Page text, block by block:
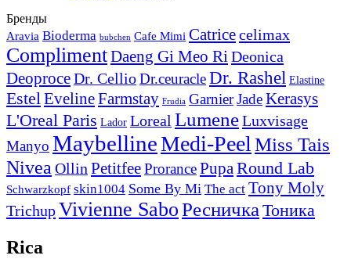
Бренды
Aravia Bioderma bubchen Cafe Mimi Catricecelimax
ComplimentDaeng Gi Meo RiDeonica
DeoproceDr. CellioDr.ceuracleDr. Rashel Elastine
EstelEvelineFarmstay Frudia GarnierJadeKerasys
L'Oreal Paris Lador Loreal LumeneLuxvisage
Manyo MaybellineMedi-PeelMiss Tais
Nivea Ollin PetitfeeProrancePupaRound Lab
Schwarzkopf skin1004 Some By Mi The act Tony Moly
TrichupVivienne SaboРесничка Тоника
Rica